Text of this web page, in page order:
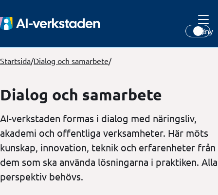
Meny
Startsida/Dialog och samarbete/
Dialog och samarbete
AI-verkstaden formas i dialog med näringsliv,
akademi och offentliga verksamheter. Här möts
kunskap, innovation, teknik och erfarenheter från
dem som ska använda lösningarna i praktiken. Alla
perspektiv behövs.